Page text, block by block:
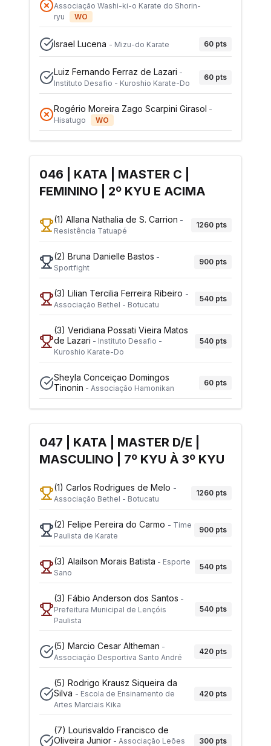
Associação Washi-ki-o Karate do Shorin-
ryu
WO
Israel Lucena - Mizu-do Karate 60 pts
Luiz Fernando Ferraz de Lazari -
Instituto Desafio - Kuroshio Karate-Do
60 pts
Rogério Moreira Zago Scarpini Girasol -
Hisatugo
WO
046 | KATA | MASTER C |
FEMININO | 2º KYU E ACIMA
(1) Allana Nathalia de S. Carrion -
Resistência Tatuapé
1260 pts
(2) Bruna Danielle Bastos -
Sportfight
900 pts
(3) Lilian Tercilia Ferreira Ribeiro -
Associação Bethel - Botucatu
540 pts
(3) Veridiana Possati Vieira Matos
de Lazari - Instituto Desafio -
Kuroshio Karate-Do
540 pts
Sheyla Conceiçao Domingos
Tinonin - Associação Hamonikan
60 pts
047 | KATA | MASTER D/E |
MASCULINO | 7º KYU À 3º KYU
(1) Carlos Rodrigues de Melo -
Associação Bethel - Botucatu
1260 pts
(2) Felipe Pereira do Carmo - Time
Paulista de Karate
900 pts
(3) Alailson Morais Batista - Esporte
Sano
540 pts
(3) Fábio Anderson dos Santos -
Prefeitura Municipal de Lençóis
Paulista
540 pts
(5) Marcio Cesar Altheman -
Associação Desportiva Santo André
420 pts
(5) Rodrigo Krausz Siqueira da
Silva - Escola de Ensinamento de
Artes Marciais Kika
420 pts
(7) Lourisvaldo Francisco de
Oliveira Junior - Associação Leões
300 pts